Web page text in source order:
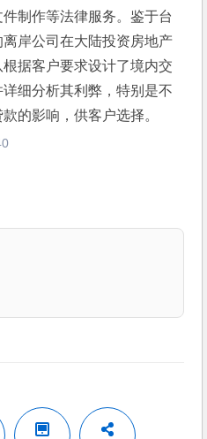
制作等法律服务。鉴于台
岸公司在大陆投资房地产
据客户要求设计了境内交
细分析其利弊，特别是不
的影响，供客户选择。